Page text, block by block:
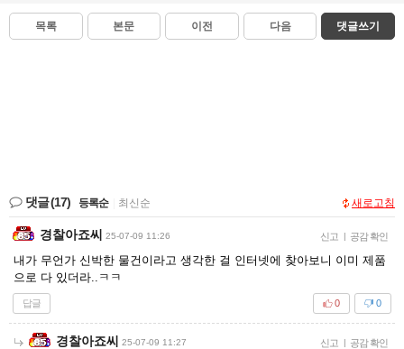
목록 본문 이전 다음 댓글쓰기
댓글(17) 등록순 최신순 새로고침
경찰아죠씨 25-07-09 11:26 신고 | 공감 확인
내가 무언가 신박한 물건이라고 생각한 걸 인터넷에 찾아보니 이미 제품
으로 다 있더라..ㅋㅋ
답글 0
0
경찰아죠씨 25-07-09 11:27 신고 | 공감 확인